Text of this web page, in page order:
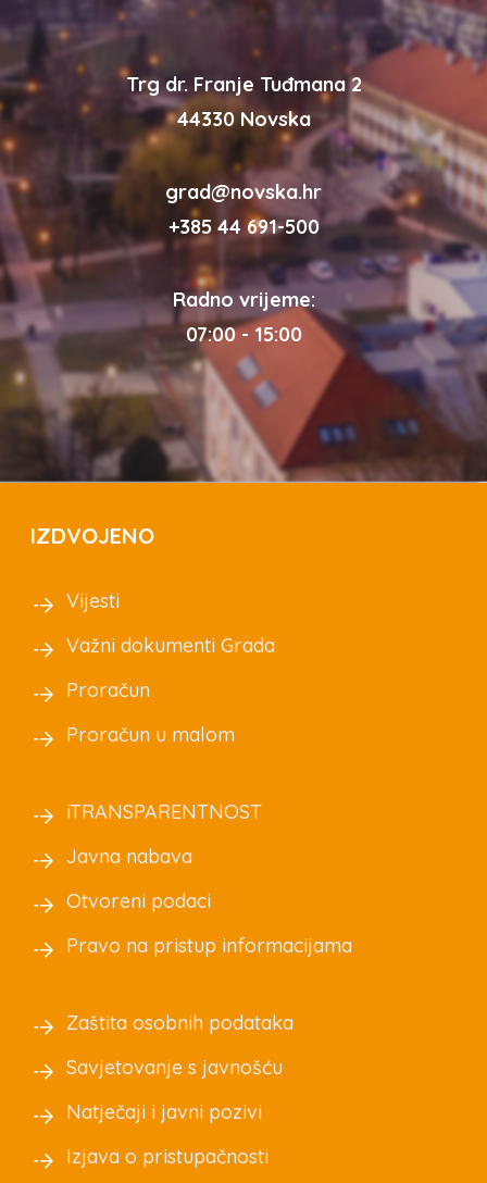
Trg dr. Franje Tuđmana 2
44330 Novska
grad@novska.hr
+385 44 691-500
Radno vrijeme:
07:00 - 15:00
IZDVOJENO
Vijesti
Važni dokumenti Grada
Proračun
Proračun u malom
iTRANSPARENTNOST
Javna nabava
Otvoreni podaci
Pravo na pristup informacijama
Zaštita osobnih podataka
Savjetovanje s javnošću
Natječaji i javni pozivi
Izjava o pristupačnosti